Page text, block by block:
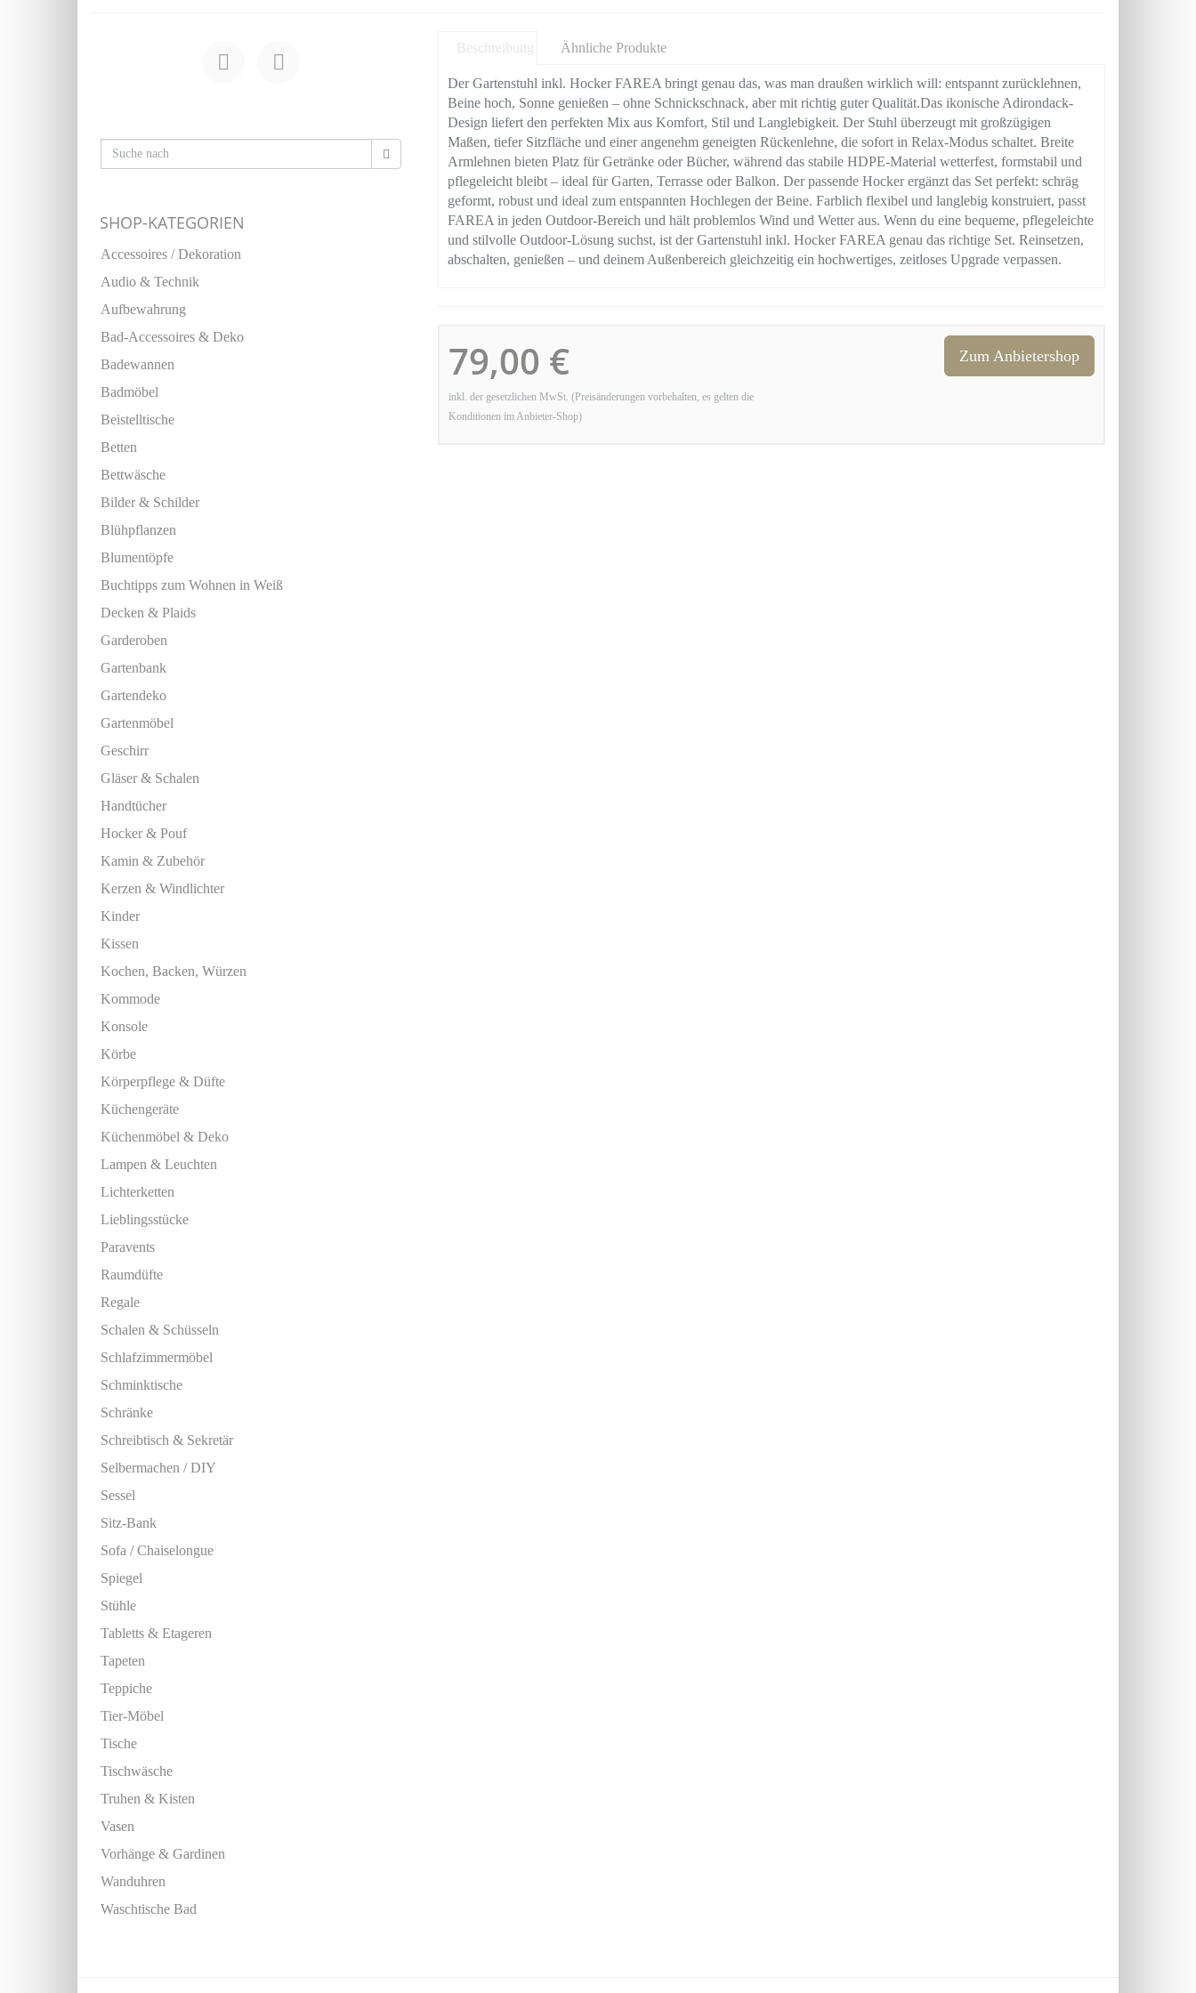
Beschreibung Ähnliche Produkte
Der Gartenstuhl inkl. Hocker FAREA bringt genau das, was man draußen wirklich will: entspannt zurücklehnen,
Beine hoch, Sonne genießen – ohne Schnickschnack, aber mit richtig guter Qualität.Das ikonische Adirondack-
Design liefert den perfekten Mix aus Komfort, Stil und Langlebigkeit. Der Stuhl überzeugt mit großzügigen
Maßen, tiefer Sitzfläche und einer angenehm geneigten Rückenlehne, die sofort in Relax-Modus schaltet. Breite
Armlehnen bieten Platz für Getränke oder Bücher, während das stabile HDPE-Material wetterfest, formstabil und
pflegeleicht bleibt – ideal für Garten, Terrasse oder Balkon. Der passende Hocker ergänzt das Set perfekt: schräg
geformt, robust und ideal zum entspannten Hochlegen der Beine. Farblich flexibel und langlebig konstruiert, passt
FAREA in jeden Outdoor-Bereich und hält problemlos Wind und Wetter aus. Wenn du eine bequeme, pflegeleichte
und stilvolle Outdoor-Lösung suchst, ist der Gartenstuhl inkl. Hocker FAREA genau das richtige Set. Reinsetzen,
abschalten, genießen – und deinem Außenbereich gleichzeitig ein hochwertiges, zeitloses Upgrade verpassen.
79,00 €
inkl. der gesetzlichen MwSt. (Preisänderungen vorbehalten, es gelten die
Konditionen im Anbieter-Shop)
Zum Anbietershop
SHOP-KATEGORIEN
Accessoires / Dekoration
Audio & Technik
Aufbewahrung
Bad-Accessoires & Deko
Badewannen
Badmöbel
Beistelltische
Betten
Bettwäsche
Bilder & Schilder
Blühpflanzen
Blumentöpfe
Buchtipps zum Wohnen in Weiß
Decken & Plaids
Garderoben
Gartenbank
Gartendeko
Gartenmöbel
Geschirr
Gläser & Schalen
Handtücher
Hocker & Pouf
Kamin & Zubehör
Kerzen & Windlichter
Kinder
Kissen
Kochen, Backen, Würzen
Kommode
Konsole
Körbe
Körperpflege & Düfte
Küchengeräte
Küchenmöbel & Deko
Lampen & Leuchten
Lichterketten
Lieblingsstücke
Paravents
Raumdüfte
Regale
Schalen & Schüsseln
Schlafzimmermöbel
Schminktische
Schränke
Schreibtisch & Sekretär
Selbermachen / DIY
Sessel
Sitz-Bank
Sofa / Chaiselongue
Spiegel
Stühle
Tabletts & Etageren
Tapeten
Teppiche
Tier-Möbel
Tische
Tischwäsche
Truhen & Kisten
Vasen
Vorhänge & Gardinen
Wanduhren
Waschtische Bad